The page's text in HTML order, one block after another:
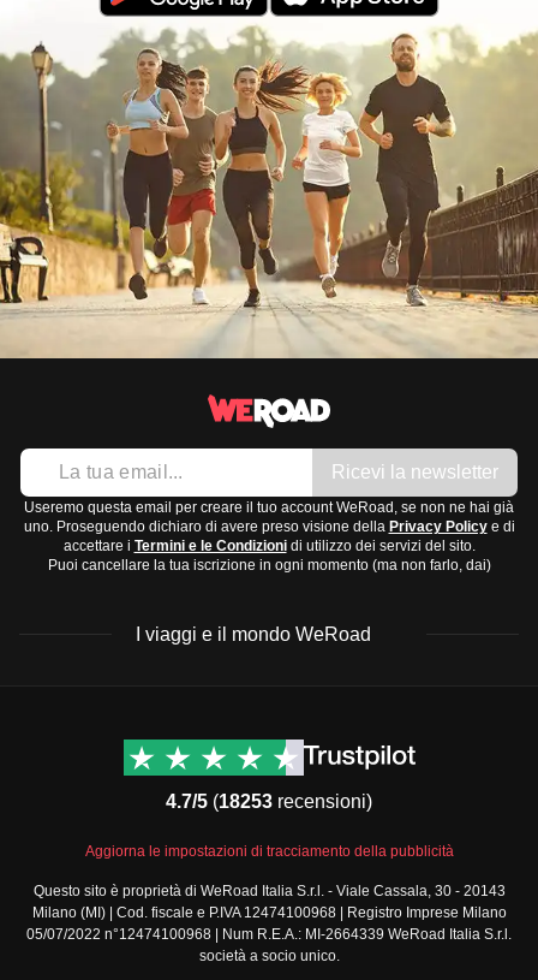
Ricevi la newsletter
Useremo questa email per creare il tuo account WeRoad, se non ne hai già
uno. Proseguendo dichiaro di avere preso visione della Privacy Policye di
accettare i Termini e le Condizionidi utilizzo dei servizi del sito.
Puoi cancellare la tua iscrizione in ogni momento (ma non farlo, dai)
I viaggi e il mondo WeRoad
Viaggi di gruppo Nord
Viaggi di gruppo Centro
Viaggi di gruppo Sud
America
Viaggi di gruppo Africa
Viaggi di gruppo Medio
Contatti
Termini e condizioni
Condizioni generali
standard
Policy annullamento
viaggio
4.7/5 (18253 recensioni)
Aggiorna le impostazioni di tracciamento della pubblicità
Questo sito è proprietà di WeRoad Italia S.r.l. - Viale Cassala, 30 - 20143
Milano (MI) | Cod. fiscale e P.IVA 12474100968 | Registro Imprese Milano
05/07/2022 n°12474100968 | Num R.E.A.: MI-2664339 WeRoad Italia S.r.l.
società a socio unico.